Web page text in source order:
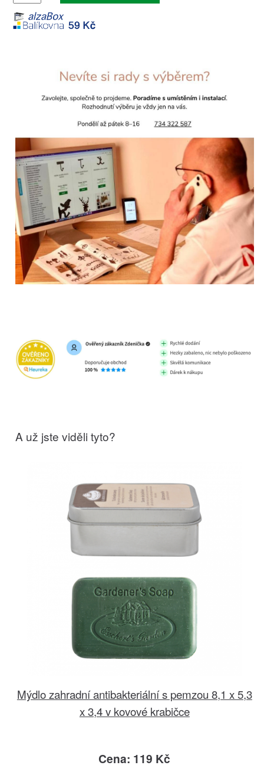
A už jste viděli tyto?
Mýdlo zahradní antibakteriální s pemzou 8,1 x 5,3
x 3,4 v kovové krabičce
Cena: 119 Kč